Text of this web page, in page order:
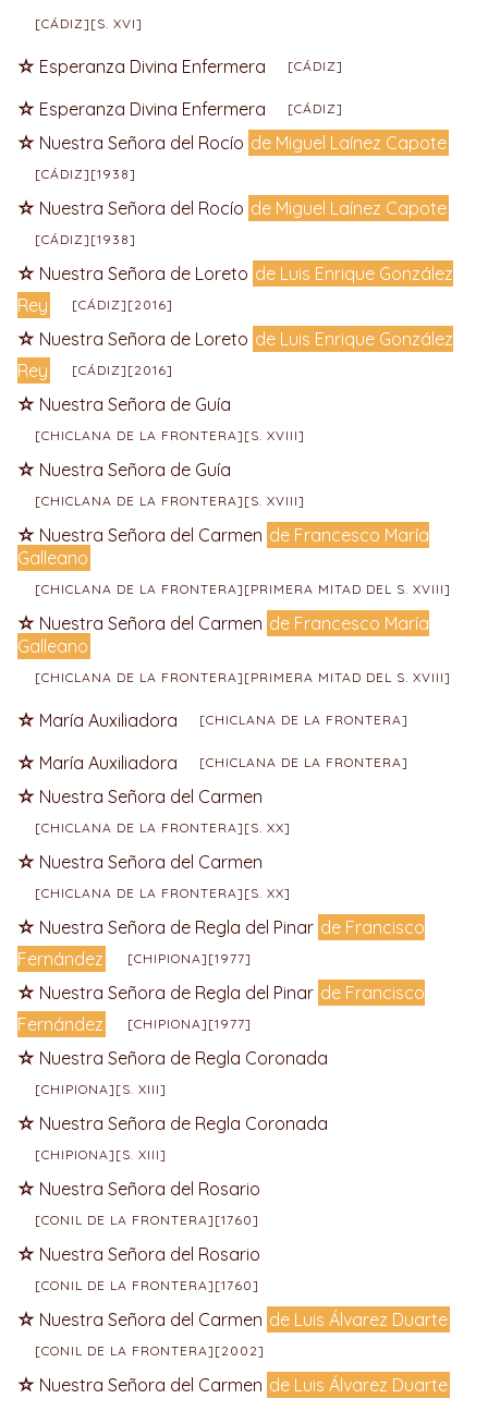
[CÁDIZ][S. XVI]
Esperanza Divina Enfermera [CÁDIZ]
Esperanza Divina Enfermera [CÁDIZ]
Nuestra Señora del Rocío de Miguel Laínez Capote
[CÁDIZ][1938]
Nuestra Señora del Rocío de Miguel Laínez Capote
[CÁDIZ][1938]
Nuestra Señora de Loreto de Luis Enrique González
Rey
[CÁDIZ][2016]
Nuestra Señora de Loreto de Luis Enrique González
Rey
[CÁDIZ][2016]
Nuestra Señora de Guía
[CHICLANA DE LA FRONTERA][S. XVIII]
Nuestra Señora de Guía
[CHICLANA DE LA FRONTERA][S. XVIII]
Nuestra Señora del Carmen de Francesco María
Galleano
[CHICLANA DE LA FRONTERA][PRIMERA MITAD DEL S. XVIII]
Nuestra Señora del Carmen de Francesco María
Galleano
[CHICLANA DE LA FRONTERA][PRIMERA MITAD DEL S. XVIII]
María Auxiliadora [CHICLANA DE LA FRONTERA]
María Auxiliadora [CHICLANA DE LA FRONTERA]
Nuestra Señora del Carmen
[CHICLANA DE LA FRONTERA][S. XX]
Nuestra Señora del Carmen
[CHICLANA DE LA FRONTERA][S. XX]
Nuestra Señora de Regla del Pinar de Francisco
Fernández
[CHIPIONA][1977]
Nuestra Señora de Regla del Pinar de Francisco
Fernández
[CHIPIONA][1977]
Nuestra Señora de Regla Coronada
[CHIPIONA][S. XIII]
Nuestra Señora de Regla Coronada
[CHIPIONA][S. XIII]
Nuestra Señora del Rosario
[CONIL DE LA FRONTERA][1760]
Nuestra Señora del Rosario
[CONIL DE LA FRONTERA][1760]
Nuestra Señora del Carmen de Luis Álvarez Duarte
[CONIL DE LA FRONTERA][2002]
Nuestra Señora del Carmen de Luis Álvarez Duarte